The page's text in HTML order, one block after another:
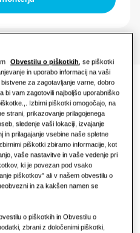
Obvestilu o piškotkih , se piškotki
in uporabo informacij na vaši
za zagotavljanje varne, dobro
bi vam zagotovili najboljšo uporabniško
Izbirni piškotki omogočajo, na
strani, prikazovanje prilagojenega
sledenje vaši lokaciji, izvajanje
in prilagajanje vsebine naše spletne
piškotki zbiramo informacije, kot
vaše nastavitve in vaše vedenje pri
ki je povezan pod vsako
piškotkov" ali v našem obvestilu o
in za kakšen namen se
o piškotkih in Obvestilu o
zbrani z določenimi piškotki,